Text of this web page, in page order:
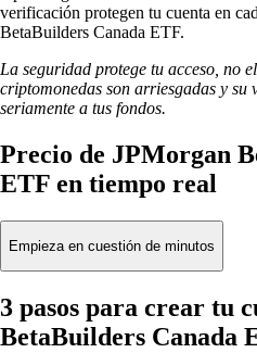
verificación protegen tu cuenta en
BetaBuilders Canada ETF.
La seguridad protege tu acceso, no
criptomonedas son arriesgadas y su
seriamente a tus fondos.
Precio de JPMorgan
ETF en tiempo real
Empieza en cuestión de minutos
3 pasos para crear tu
BetaBuilders Canada